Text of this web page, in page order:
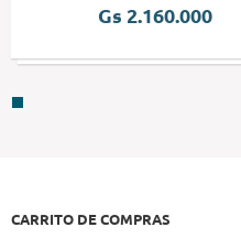
Gs 2.160.000
CARRITO DE COMPRAS